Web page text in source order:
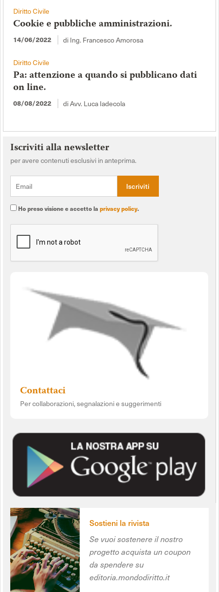
Diritto Civile
Cookie e pubbliche amministrazioni.
14/06/2022 di Ing. Francesco Amorosa
Diritto Civile
Pa: attenzione a quando si pubblicano dati
on line.
08/08/2022 di Avv. Luca Iadecola
Iscriviti alla newsletter
per avere contenuti esclusivi in anteprima.
Ho preso visione e accetto la privacy policy.
Contattaci
Per collaborazioni, segnalazioni e suggerimenti
Sostieni la rivista
Se vuoi sostenere il nostro
progetto acquista un coupon
da spendere su
editoria.mondodiritto.it